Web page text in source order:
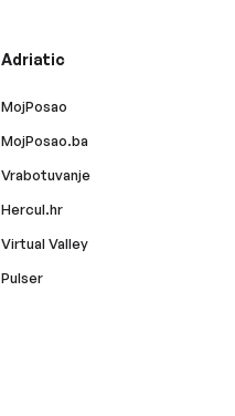
Adriatic
MojPosao
MojPosao.ba
Vrabotuvanje
Hercul.hr
Virtual Valley
Pulser